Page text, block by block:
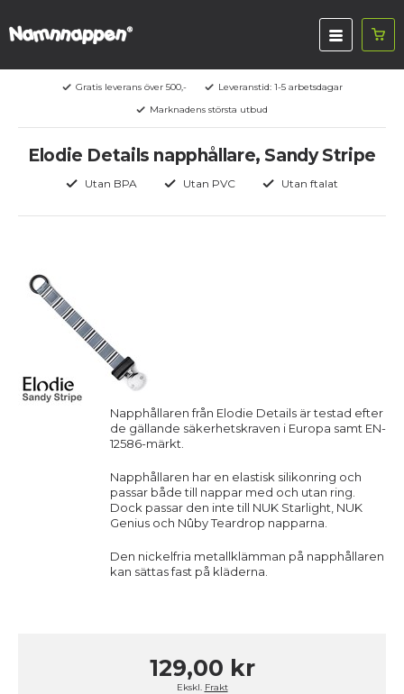
Gratis leverans över 500,-
Leveranstid: 1-5 arbetsdagar
Marknadens största utbud
Elodie Details napphållare, Sandy Stripe
Utan BPA Utan PVC Utan ftalat
Napphållaren från Elodie Details är testad efter
de gällande säkerhetskraven i Europa samt EN-
12586-märkt.
Napphållaren har en elastisk silikonring och
passar både till nappar med och utan ring.
Dock passar den inte till NUK Starlight, NUK
Genius och Nûby Teardrop napparna.
Den nickelfria metallklämman på napphållaren
kan sättas fast på kläderna.
129,00 kr
Ekskl. Frakt